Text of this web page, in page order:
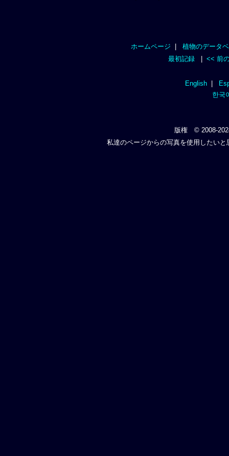
ホームページ
植物のデータ
最初記録
<< 前
English|
한국
版権 © 2008-
私達のページからの写真を使用したい